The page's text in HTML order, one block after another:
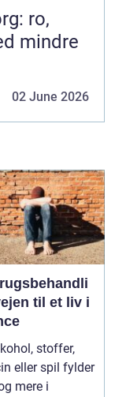
ro,
mindre
02 June 2026
til et liv i
stoffer,
eller spil fylder
mere i